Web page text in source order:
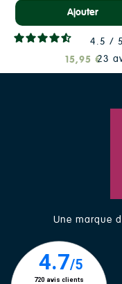
Ajouter
4.5 / 5
23
15,95 €
Une marque